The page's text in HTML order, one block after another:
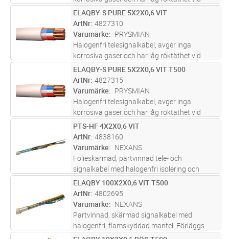
brand. Fast förläggning inom- och utomhus,
på bärlina, samt i mark om kabeln skyddas
mot mekanisk åverkan. Lämplig för
M Lägg i kundvagn
ELAQBY-S PURE 5X2X0,6 VIT
ArtNr 4827310
Varumärke
PRYSMIAN
Halogenfri telesignalkabel, avger inga
korrosiva gaser och har låg röktäthet vid
brand. I första hand för fast förläggning
inomhus, har flexiblare skärm än ELAQBY.
Lämplig för signalöverföring i data
M Lägg i kundvagn
ELAQBY-S PURE 5X2X0,6 VIT T500
ArtNr 4827315
Varumärke
PRYSMIAN
Halogenfri telesignalkabel, avger inga
korrosiva gaser och har låg röktäthet vid
brand. I första hand för fast förläggning
inomhus, har flexiblare skärm än ELAQBY.
Lämplig för signalöverföring i data
M Lägg i kundvagn
PTS-HF 4X2X0,6 VIT
ArtNr 4838160
Varumärke
NEXANS
Folieskärmad, partvinnad tele- och
signalkabel med halogenfri isolering och
mantel. Används i tele- och
signalanläggningar där skärmad kabel
erfordras. Kabeln förläggs inomhus i fast
förläggning och...läs mer
M Lägg i kundvagn
ELAQBY 100X2X0,6 VIT T500
ArtNr 4802695
Varumärke
NEXANS
Partvinnad, skärmad signalkabel med
halogenfri, flamskyddad mantel. Förläggs
inom- och utomhus, även i mark i slang/rör.